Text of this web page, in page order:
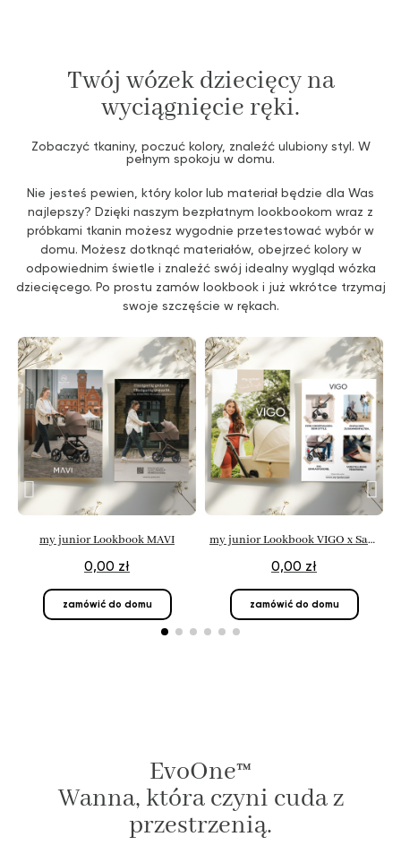
Twój wózek dziecięcy na
wyciągnięcie ręki.
Zobaczyć tkaniny, poczuć kolory, znaleźć ulubiony styl. W
pełnym spokoju w domu.
Nie jesteś pewien, który kolor lub materiał będzie dla Was
najlepszy? Dzięki naszym bezpłatnym lookbookom wraz z
próbkami tkanin możesz wygodnie przetestować wybór w
domu. Możesz dotknąć materiałów, obejrzeć kolory w
odpowiednim świetle i znaleźć swój idealny wygląd wózka
dziecięcego. Po prostu zamów lookbook i już wkrótce trzymaj
swoje szczęście w rękach.
my junior Lookbook MAVI
0,00 zł
zamówić do domu
my junior Lookbook VIGO x Sarah Engels
0,00 zł
zamówić do domu
EvoOne™
Wanna, która czyni cuda z
przestrzenią.